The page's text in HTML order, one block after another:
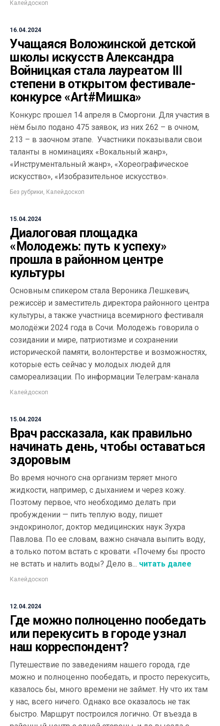
Калейдоскоп
16.04.2024
Учащаяся Воложинской детской
школы искусств Александра
Войницкая стала лауреатом III
степени в открытом фестивале-
конкурсе «Art#Мишка»
Конкурс прошел 14 апреля в Сморгони. Для участия в
нём было подано 475 заявок, из них 262 – в очном,
213 – в заочном этапе. Участники показывали свои
таланты в номинациях «Вокальный жанр»,
«Инструментальный жанр», «Хореографическое
искусство», «Изобразительное искусство».
Без рубрики, Калейдоскоп
15.04.2024
Диалоговая площадка
«Молодежь: путь к успеху»
прошла в районном центре
культуры
Основным спикером стала Вероника Лешкевич,
режиссёр и заместитель директора районного центра
культуры, а также участница всемирного фестиваля
молодёжи 2024 года в Сочи. Молодежь говорила о
созидании и мире, патриотизме и сохранении
исторической памяти, волонтерстве и возможностях,
которые есть сейчас у молодых людей для
самореализации. По информации Телеграм-канала
Калейдоскоп
15.04.2024
Врач рассказала, как правильно
начинать день, чтобы оставаться
здоровым
Во время ночного сна организм теряет много
жидкости, например, с дыханием и через кожу.
Поэтому первое, что необходимо делать при
пробуждении — пить теплую воду, пишет
эндокринолог, доктор медицинских наук Зухра
Павлова. По ее словам, важно сначала выпить воду,
а только потом встать с кровати. «Почему бы просто
не встать и налить воды? Дело в... читать далее
Калейдоскоп
12.04.2024
Где можно полноценно пообедать
или перекусить в городе узнал
наш корреспондент?
Путешествие по заведениям нашего города, где
можно и полноценно пообедать, и просто перекусить,
казалось бы, много времени не займет. Ну что их там
у нас, всего ничего. Однако все оказалось не так
быстро. Маршрут построился логично. От въезда в